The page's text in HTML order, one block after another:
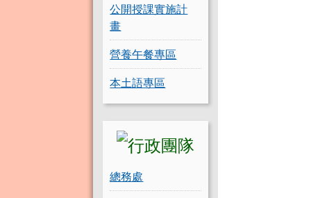
公開授課實施計
畫
營養午餐專區
本土語專區
總務處